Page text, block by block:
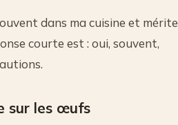
dans ma cuisine et mérite
courte est : oui, souvent,
sur les œufs